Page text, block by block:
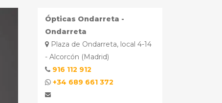
Ópticas Ondarreta -
Ondarreta
Plaza de Ondarreta, local 4-14
- Alcorcón (Madrid)
916 112 912
+34 689 661 372